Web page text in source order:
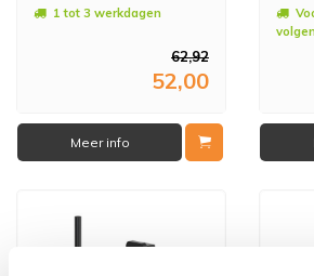
1 tot 3 werkdagen
62,92
52,00
Meer info